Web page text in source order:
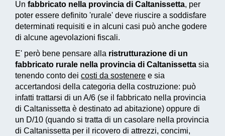
Un fabbricato nella provincia di Caltanissetta, per
poter essere definito 'rurale' deve riuscire a soddisfare
determinati requisiti e in alcuni casi può anche godere
di alcune agevolazioni fiscali.
E' però bene pensare alla ristrutturazione di un
fabbricato rurale nella provincia di Caltanissetta sia
tenendo conto dei costi da sostenere e sia
accertandosi della categoria della costruzione: può
infatti trattarsi di un A/6 (se il fabbricato nella provincia
di Caltanissetta è destinato ad abitazione) oppure di
un D/10 (quando si tratta di un casolare nella provincia
di Caltanissetta per il ricovero di attrezzi, concimi,